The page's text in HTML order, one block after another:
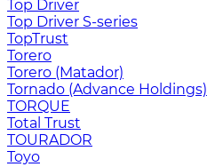
Top Driver
Top Driver S-series
TopTrust
Torero
Torero (Matador)
Tornado (Advance Holdings)
TORQUE
Total Trust
TOURADOR
Toyo